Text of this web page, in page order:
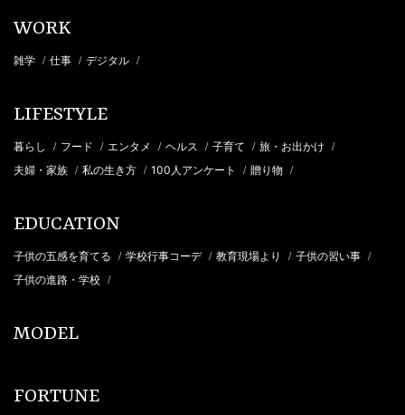
WORK
雑学 / 仕事 / デジタル /
LIFESTYLE
暮らし / フード / エンタメ / ヘルス / 子育て / 旅・お出かけ /
夫婦・家族 / 私の生き方 / 100人アンケート / 贈り物 /
EDUCATION
子供の五感を育てる / 学校行事コーデ / 教育現場より / 子供の習い事 /
子供の進路・学校 /
MODEL
FORTUNE